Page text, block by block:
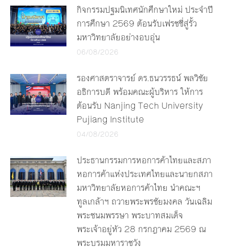
กิจกรรมปฐมนิเทศนักศึกษาใหม่ ประจำปี
การศึกษา 2569 ต้อนรับเฟรชชี่สู่รั้ว
มหาวิทยาลัยอย่างอบอุ่น
06/08/2026
รองศาสตราจารย์ ดร.ธนวรรธน์ พลวิชัย
อธิการบดี พร้อมคณะผู้บริหาร ให้การ
ต้อนรับ Nanjing Tech University
Pujiang Institute
04/08/2026
ประธานกรรมการหอการค้าไทยและสภา
หอการค้าแห่งประเทศไทยและนายกสภา
มหาวิทยาลัยหอการค้าไทย นำคณะฯ
ทูลเกล้าฯ ถวายพระพรชัยมงคล วันเฉลิม
พระชนมพรรษา พระบาทสมเด็จ
พระเจ้าอยู่หัว 28 กรกฎาคม 2569 ณ
พระบรมมหาราชวัง